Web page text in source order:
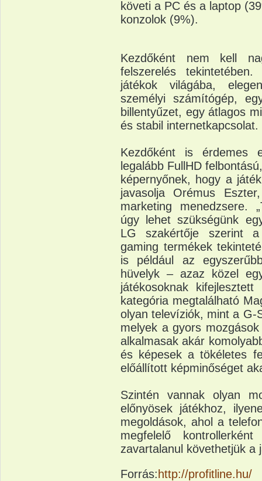
követi a PC és a laptop
konzolok (9%).
Kezdőként nem kell
felszerelés
játékok világába,
személyi számítógép,
billentyűzet, egy átlagos
és stabil internetkapcsolat.
Kezdőként is érdemes
legalább FullHD
képernyőnek, hogy a
javasolja Orémus
marketing menedzsere.
úgy lehet szükségünk
LG szakértője szerint a
gaming termékek
is például az
hüvelyk – azaz közel
játékosoknak kifejlesztett
kategória megtalálható
olyan televíziók, mint a G-
melyek a gyors
alkalmasak akár
és képesek a tökéletes
előállított képminőséget
Szintén vannak olyan
előnyösek játékhoz,
megoldások, ahol a
megfelelő
zavartalanul követhetjük a
Forrás: http://profitline.hu/